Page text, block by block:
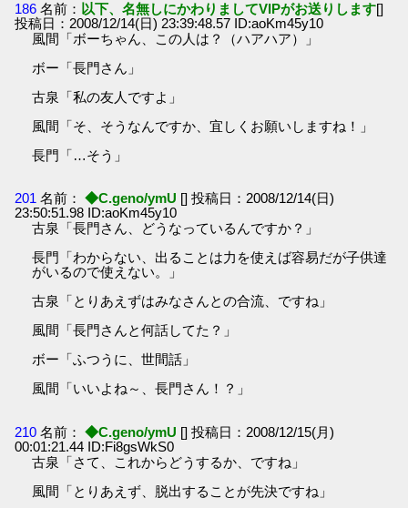
186 名前： 以下、名無しにかわりましてVIPがお送りします[]
投稿日：2008/12/14(日) 23:39:48.57 ID:aoKm45y10
風間「ボーちゃん、この人は？（ハアハア）」
ボー「長門さん」
古泉「私の友人ですよ」
風間「そ、そうなんですか、宜しくお願いしますね！」
長門「…そう」
201 名前： ◆C.geno/ymU [] 投稿日：2008/12/14(日)
23:50:51.98 ID:aoKm45y10
古泉「長門さん、どうなっているんですか？」
長門「わからない、出ることは力を使えば容易だが子供達
がいるので使えない。」
古泉「とりあえずはみなさんとの合流、ですね」
風間「長門さんと何話してた？」
ボー「ふつうに、世間話」
風間「いいよね～、長門さん！？」
210 名前： ◆C.geno/ymU [] 投稿日：2008/12/15(月)
00:01:21.44 ID:Fi8gsWkS0
古泉「さて、これからどうするか、ですね」
風間「とりあえず、脱出することが先決ですね」